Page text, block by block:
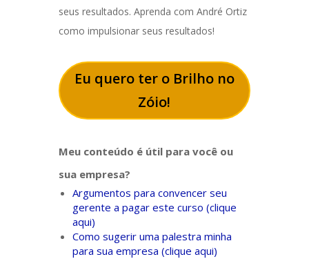
seus resultados. Aprenda com André Ortiz
como impulsionar seus resultados!
Eu quero ter o Brilho no
Zóio!
Meu conteúdo é útil para você ou
sua empresa?
Argumentos para convencer seu
gerente a pagar este curso (clique
aqui)
Como sugerir uma palestra minha
para sua empresa (clique aqui)